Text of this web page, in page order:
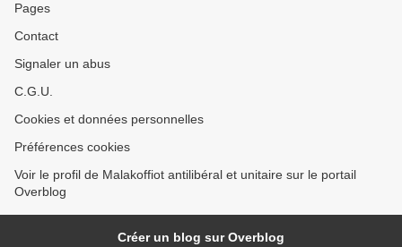
Pages
Contact
Signaler un abus
C.G.U.
Cookies et données personnelles
Préférences cookies
Voir le profil de Malakoffiot antilibéral et unitaire sur le portail
Overblog
Créer un blog sur Overblog